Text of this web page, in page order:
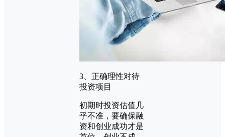
3、正确理性对待
投资项目
初期时投资估值几
乎不准，要确保融
资和创业成功才是